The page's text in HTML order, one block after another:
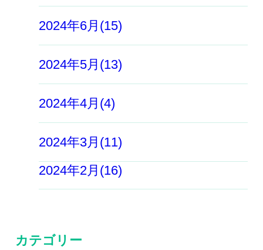
2024年6月(15)
2024年5月(13)
2024年4月(4)
2024年3月(11)
2024年2月(16)
カテゴリー